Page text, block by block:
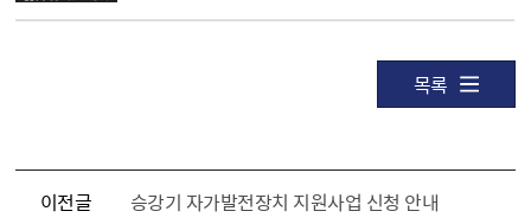
목록
이전글 승강기 자가발전장치 지원사업 신청 안내